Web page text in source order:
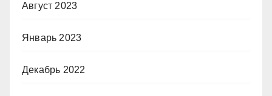
Август 2023
Январь 2023
Декабрь 2022